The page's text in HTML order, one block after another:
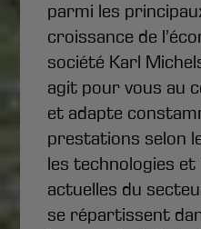
parmi les
croissance de
société Karl
agit pour vous au
et adapte
prestations selon
les technologies et
actuelles du
se répartissent